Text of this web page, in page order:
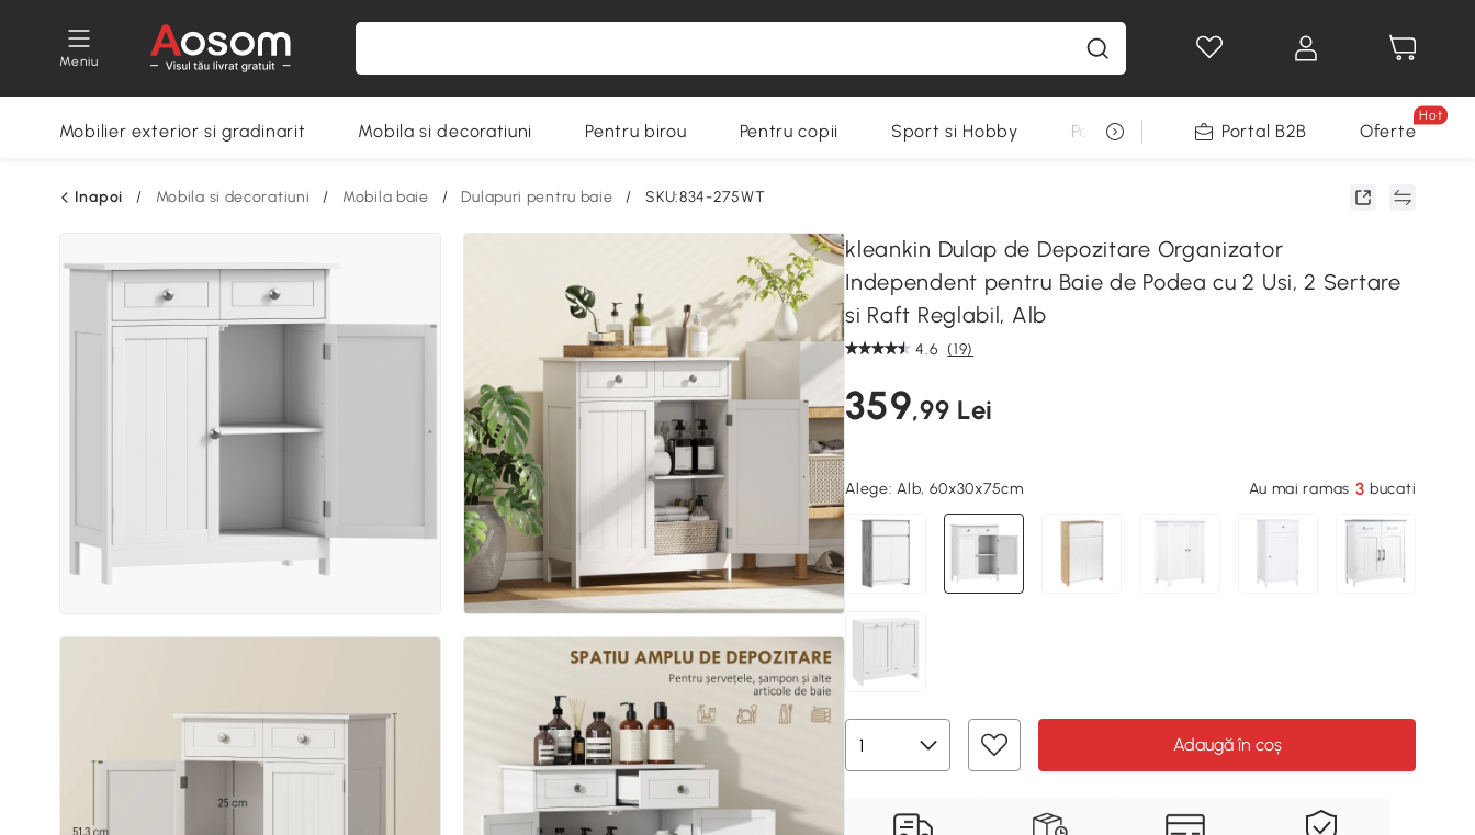
Meniu
Mobilier exterior si gradinarit Mobila si decoratiuni Pentru birou Pentru copii Sport si Hobby Pentru animale Decoratiuni Sarbatori
Portal B2B Oferte
Hot
Inapoi / Mobila si decoratiuni / Mobila baie / Dulapuri pentru baie / SKU:834-275WT
kleankin Dulap de Depozitare Organizator
Independent pentru Baie de Podea cu 2 Usi, 2 Sertare
si Raft Reglabil, Alb
4.6 (19)
359,99 Lei
Alege:Alb, 60x30x75cm Au mai ramas 3bucati
Adaugă în coș